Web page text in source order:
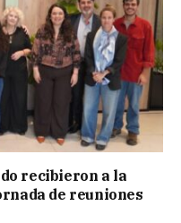
recibieron a la
de reuniones